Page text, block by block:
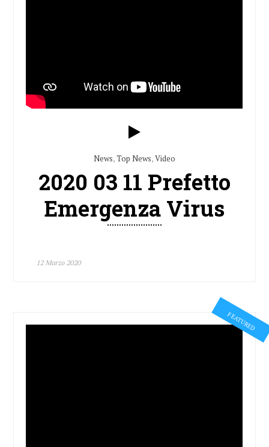
News,Top News,Video
2020 03 11 Prefetto
Emergenza Virus
12 Marzo 2020
FEATURED